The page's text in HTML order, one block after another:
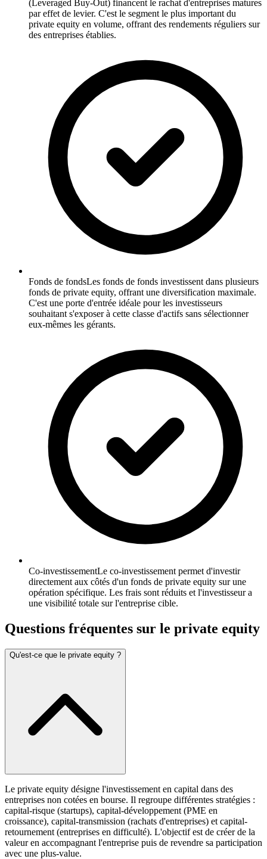
(Leveraged Buy-Out) financent le rachat d'entreprises matures
par effet de levier. C'est le segment le plus important du
private equity en volume, offrant des rendements réguliers sur
des entreprises établies.
Fonds de fondsLes fonds de fonds investissent dans plusieurs
fonds de private equity, offrant une diversification maximale.
C'est une porte d'entrée idéale pour les investisseurs
souhaitant s'exposer à cette classe d'actifs sans sélectionner
eux-mêmes les gérants.
Co-investissementLe co-investissement permet d'investir
directement aux côtés d'un fonds de private equity sur une
opération spécifique. Les frais sont réduits et l'investisseur a
une visibilité totale sur l'entreprise cible.
Questions fréquentes sur le private equity
Qu'est-ce que le private equity ?
Le private equity désigne l'investissement en capital dans des
entreprises non cotées en bourse. Il regroupe différentes stratégies :
capital-risque (startups), capital-développement (PME en
croissance), capital-transmission (rachats d'entreprises) et capital-
retournement (entreprises en difficulté). L'objectif est de créer de la
valeur en accompagnant l'entreprise puis de revendre sa participation
avec une plus-value.